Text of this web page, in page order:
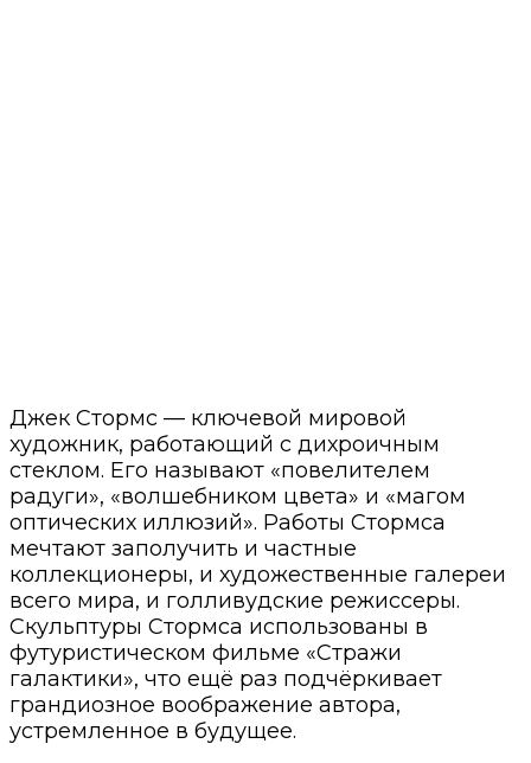
Джек Стормс — ключевой мировой
художник, работающий с дихроичным
стеклом. Его называют «повелителем
радуги», «волшебником цвета» и «магом
оптических иллюзий». Работы Стормса
мечтают заполучить и частные
коллекционеры, и художественные галереи
всего мира, и голливудские режиссеры.
Скульптуры Стормса использованы в
футуристическом фильме «Стражи
галактики», что ещё раз подчёркивает
грандиозное воображение автора,
устремленное в будущее.